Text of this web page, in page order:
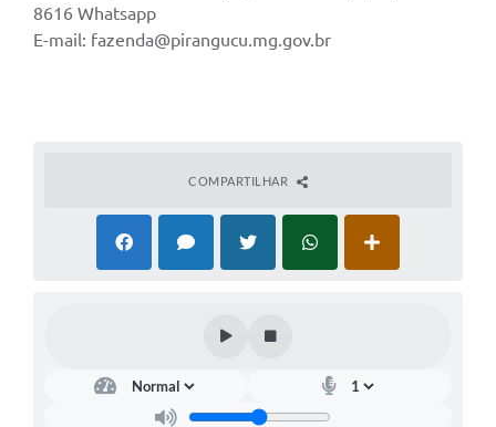
8616 Whatsapp
E-mail: fazenda@pirangucu.mg.gov.br
COMPARTILHAR